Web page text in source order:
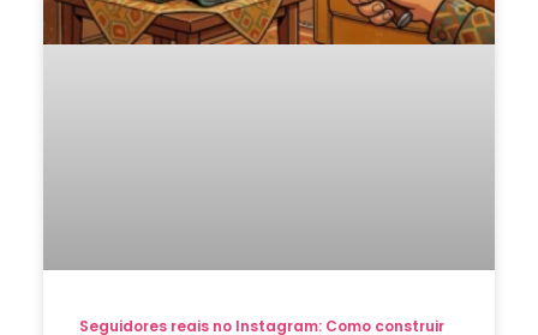
Seguidores reais no Instagram: Como construir